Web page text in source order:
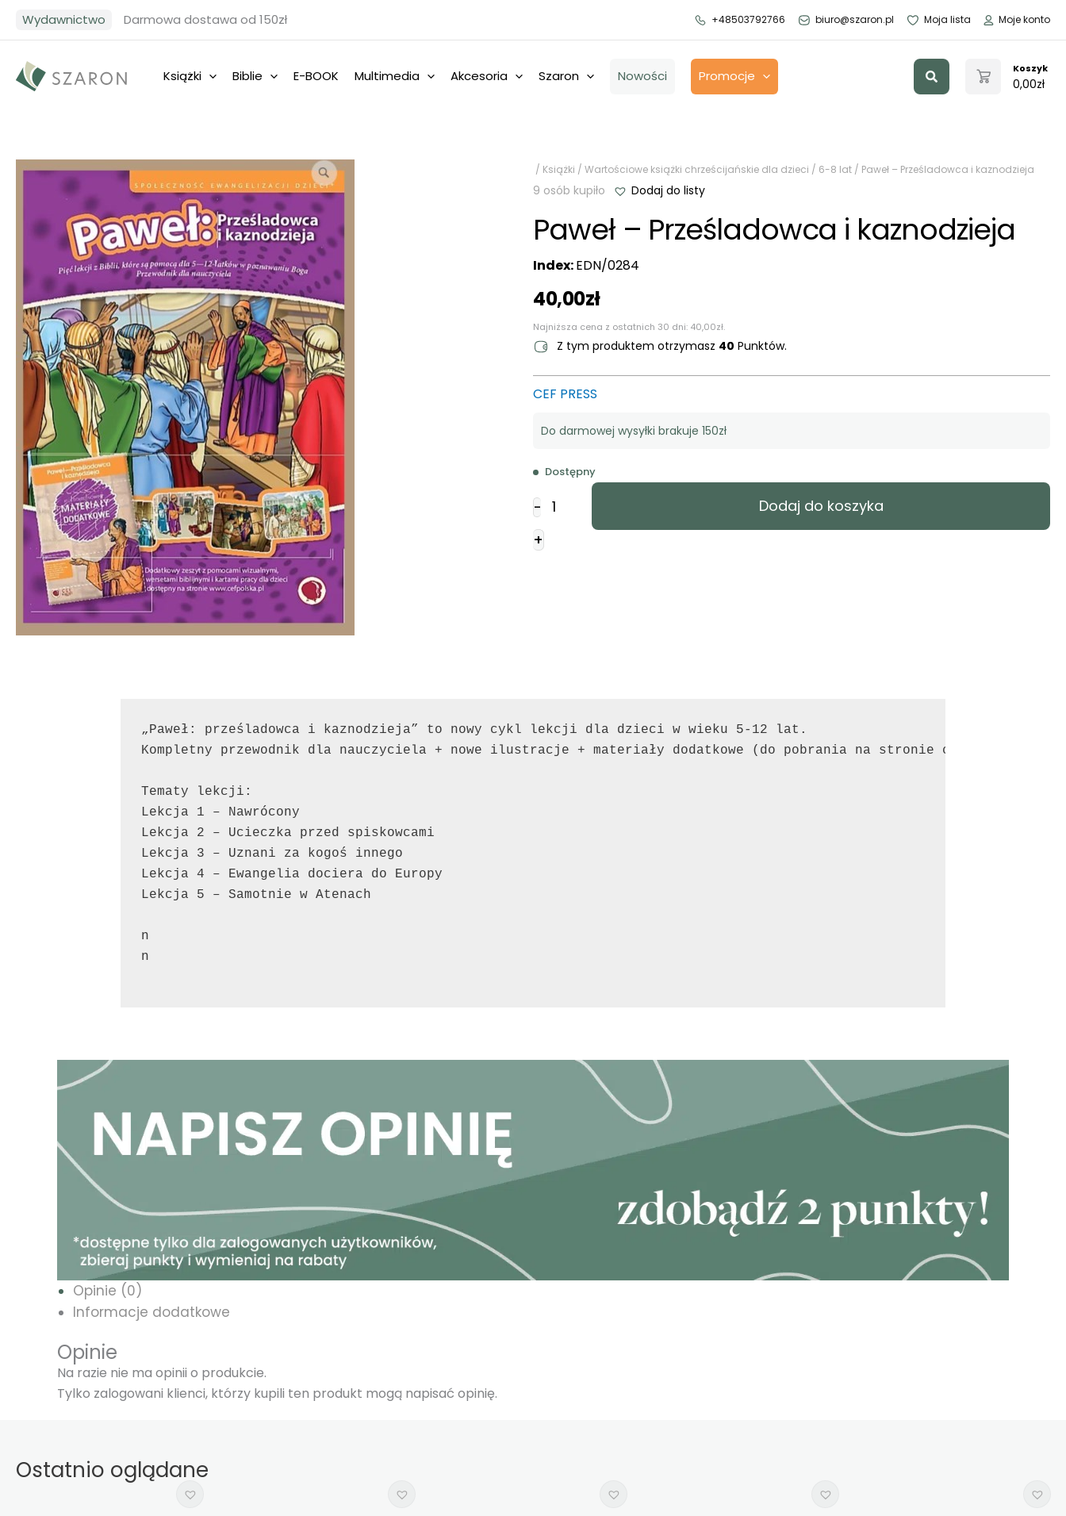
Wydawnictwo Darmowa dostawa od 150zł +48503792766 biuro@szaron.pl Moja lista Moje konto
Książki Biblie E-BOOK Multimedia Akcesoria Szaron Nowości Promocje Szukaj Koszyk
0,00zł
/ Książki / Wartościowe książki chrześcijańskie dla dzieci / 6-8 lat / Paweł – Prześladowca i kaznodzieja
9 osób kupiło Dodaj do listy
Paweł – Prześladowca i kaznodzieja
Index:EDN/0284
40,00zł
Najniższa cena z ostatnich 30 dni: 40,00zł.
Z tym produktem otrzymasz 40 Punktów.
CEF PRESS
Do darmowej wysyłki brakuje 150zł
Dostępny
- Paweł
-
Prześladowca
+
Dodaj do koszyka
„Paweł: prześladowca i kaznodzieja” to nowy cykl lekcji dla dzieci w wieku 5-12 lat.
Kompletny przewodnik dla nauczyciela + nowe ilustracje + materiały dodatkowe (do pobrania na stronie cefpolska.pl
Tematy lekcji:
Lekcja 1 – Nawrócony
Lekcja 2 – Ucieczka przed spiskowcami
Lekcja 3 – Uznani za kogoś innego
Lekcja 4 – Ewangelia dociera do Europy
Lekcja 5 – Samotnie w Atenach
n
n
Opinie (0)
Informacje dodatkowe
Opinie
Na razie nie ma opinii o produkcie.
Tylko zalogowani klienci, którzy kupili ten produkt mogą napisać opinię.
Ostatnio oglądane